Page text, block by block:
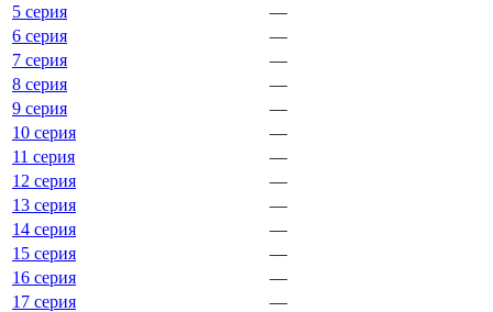
5 серия
—
6 серия
—
7 серия
—
8 серия
—
9 серия
—
10 серия
—
11 серия
—
12 серия
—
13 серия
—
14 серия
—
15 серия
—
16 серия
—
17 серия
—